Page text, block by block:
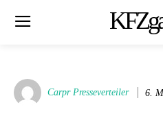
Carpr Presseverteiler 6.